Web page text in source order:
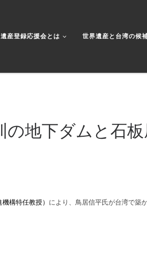
産登録応援会とは 世界遺産と台湾の候
地下ダムと石板
構特任教授） により、鳥居信平氏が台湾で築